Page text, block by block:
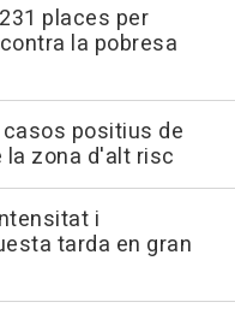
places per
la pobresa
positius de
la zona d'alt risc
i
tarda en gran